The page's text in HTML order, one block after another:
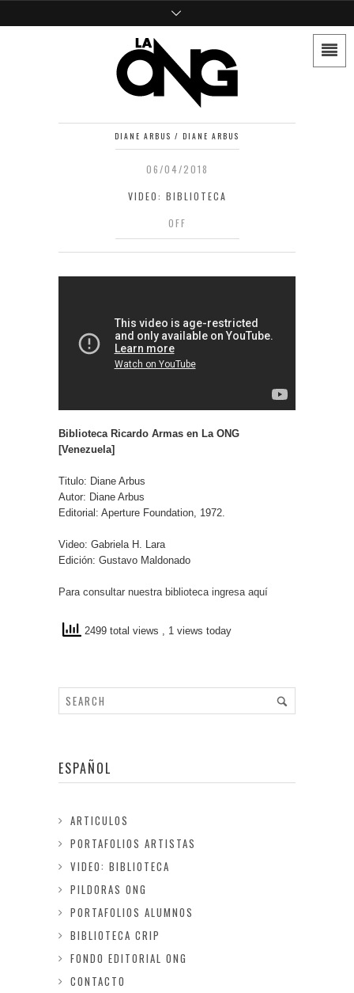
DIANE ARBUS / DIANE ARBUS
06/04/2018
VIDEO: BIBLIOTECA
OFF
Biblioteca Ricardo Armas en La ONG
[Venezuela]
Titulo: Diane Arbus
Autor: Diane Arbus
Editorial: Aperture Foundation, 1972.
Video: Gabriela H. Lara
Edición: Gustavo Maldonado
Para consultar nuestra biblioteca ingresa aquí
2499 total views , 1 views today
ESPAÑOL
ARTICULOS
PORTAFOLIOS ARTISTAS
VIDEO: BIBLIOTECA
PILDORAS ONG
PORTAFOLIOS ALUMNOS
BIBLIOTECA CRIP
FONDO EDITORIAL ONG
CONTACTO